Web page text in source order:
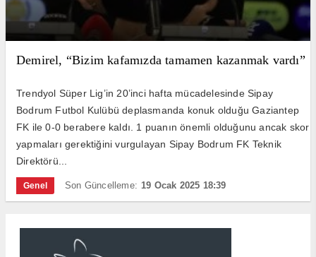
Demirel, “Bizim kafamızda tamamen kazanmak vardı”
Trendyol Süper Lig’in 20’inci hafta mücadelesinde Sipay
Bodrum Futbol Kulübü deplasmanda konuk olduğu Gaziantep
FK ile 0-0 berabere kaldı. 1 puanın önemli olduğunu ancak skor
yapmaları gerektiğini vurgulayan Sipay Bodrum FK Teknik
Direktörü...
Genel Son Güncelleme: 19 Ocak 2025 18:39